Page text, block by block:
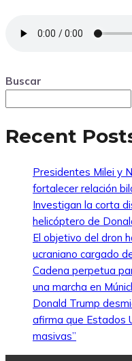
Buscar
Recent
Presidentes Milei y
fortalecer relación
Investigan la corta
helicóptero de
El objetivo del dron
ucraniano cargado
Cadena perpetua
una marcha en
Donald Trump
afirma que Estados
masivas”